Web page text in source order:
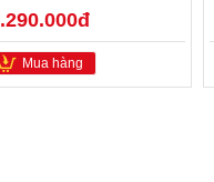
Mua hàng